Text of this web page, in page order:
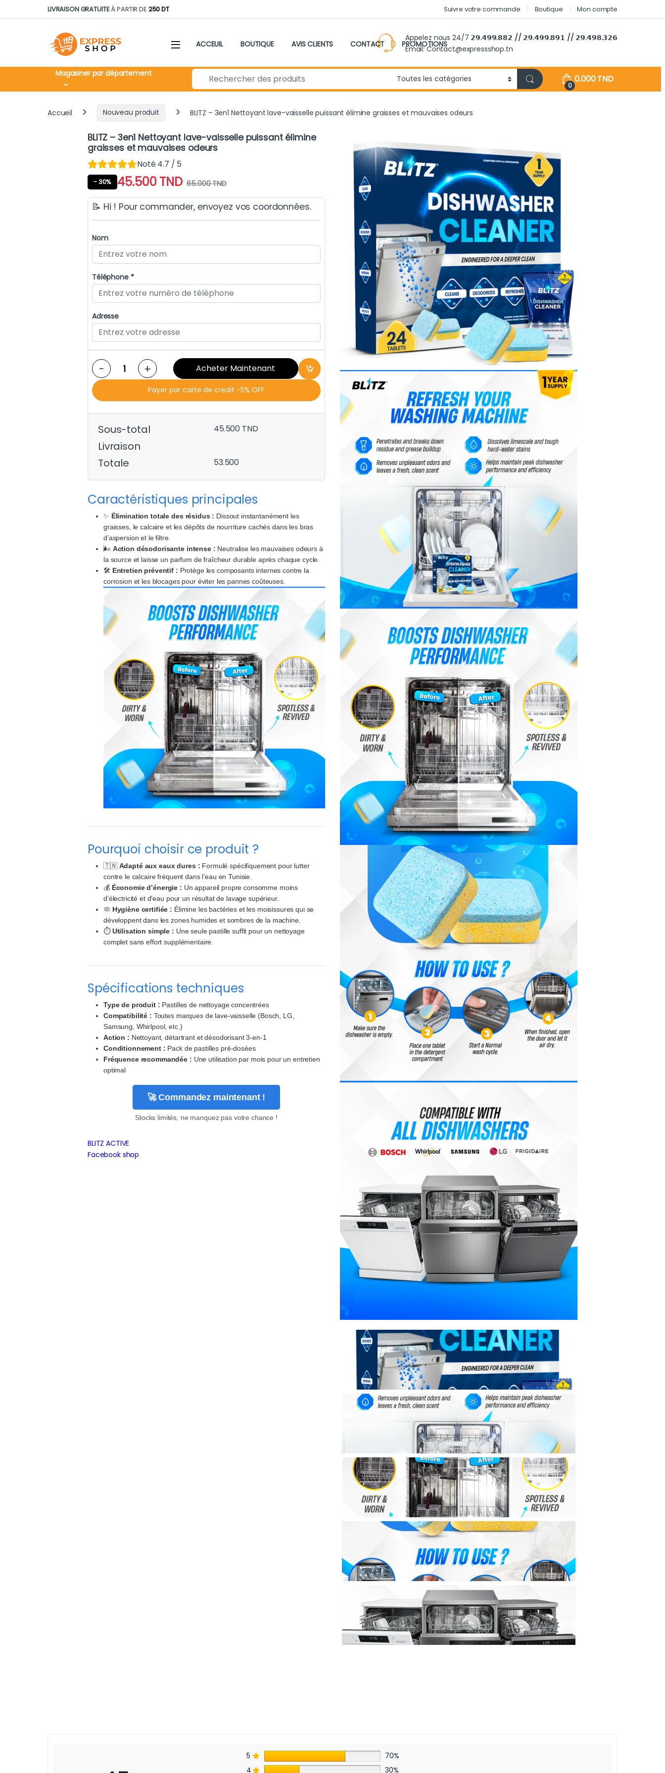
Skip to navigation
Skip to contentLIVRAISON GRATUITEÀ PARTIR DE 250 DT Suivre votre commande Boutique Mon compte
ACCEUIL BOUTIQUE AVIS CLIENTS CONTACT PROMOTIONS
Appelez nous 24/7 𝟮𝟵.𝟰𝟵𝟵.𝟴𝟴𝟮 // 𝟮𝟵.𝟰𝟵𝟵.𝟴𝟵𝟭 // 𝟮𝟵.𝟰𝟵𝟴.𝟯𝟮𝟲
Email: Contact@expressshop.tn
Magasiner par département Search for:
0
0.000TND
Accueil Nouveau produit BLITZ – 3en1 Nettoyant lave-vaisselle puissant élimine graisses et mauvaises odeurs
BLITZ – 3en1 Nettoyant lave-vaisselle puissant élimine
graisses et mauvaises odeurs
Noté 4.7 / 5
- 30% 45.500TND 65.000TND
📝 Hi ! Pour commander, envoyez vos coordonnées.
Nom
Téléphone *
Adresse
- + Acheter Maintenant
Payer par carte de credit -5% OFF
Sous-total 45.500 TND
Livraison
Totale
53.500
Caractéristiques principales
✨ Élimination totale des résidus : Dissout instantanément les
graisses, le calcaire et les dépôts de nourriture cachés dans les bras
d’aspersion et le filtre.
🌬️ Action désodorisante intense : Neutralise les mauvaises odeurs à
la source et laisse un parfum de fraîcheur durable après chaque cycle.
🛠️ Entretien préventif : Protège les composants internes contre la
corrosion et les blocages pour éviter les pannes coûteuses.
Pourquoi choisir ce produit ?
🇹🇳 Adapté aux eaux dures : Formulé spécifiquement pour lutter
contre le calcaire fréquent dans l’eau en Tunisie.
💰 Économie d’énergie : Un appareil propre consomme moins
d’électricité et d’eau pour un résultat de lavage supérieur.
🧼 Hygiène certifiée : Élimine les bactéries et les moisissures qui se
développent dans les zones humides et sombres de la machine.
⏱️Utilisation simple : Une seule pastille suffit pour un nettoyage
complet sans effort supplémentaire.
Spécifications techniques
Type de produit : Pastilles de nettoyage concentrées
Compatibilité : Toutes marques de lave-vaisselle (Bosch, LG,
Samsung, Whirlpool, etc.)
Action : Nettoyant, détartrant et désodorisant 3-en-1
Conditionnement : Pack de pastilles pré-dosées
Fréquence recommandée : Une utilisation par mois pour un entretien
optimal
🚀 Commandez maintenant !
Stocks limités, ne manquez pas votre chance !
BLITZ ACTIVE
Facebook shop
5
70%
4
30%